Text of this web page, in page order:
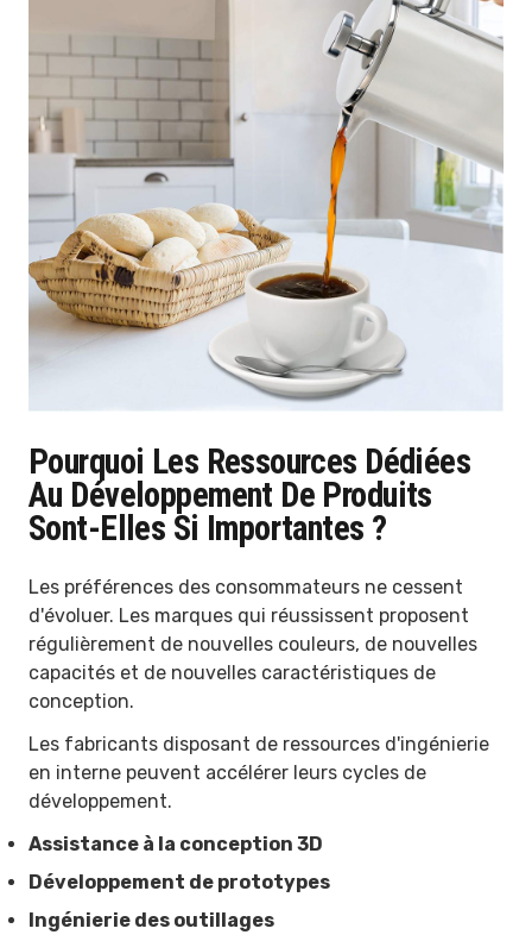
Pourquoi Les Ressources Dédiées
Au Développement De Produits
Sont-Elles Si Importantes ?
Les préférences des consommateurs ne cessent
d'évoluer. Les marques qui réussissent proposent
régulièrement de nouvelles couleurs, de nouvelles
capacités et de nouvelles caractéristiques de
conception.
Les fabricants disposant de ressources d'ingénierie
en interne peuvent accélérer leurs cycles de
développement.
Assistance à la conception 3D
Développement de prototypes
Ingénierie des outillages